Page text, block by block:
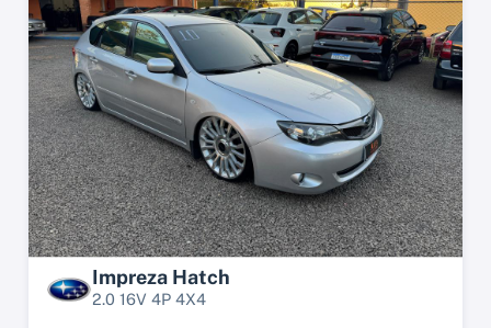
Impreza Hatch
2.0 16V 4P 4X4